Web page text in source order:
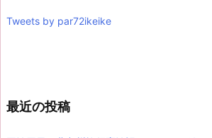
Tweets by par72ikeike
最近の投稿